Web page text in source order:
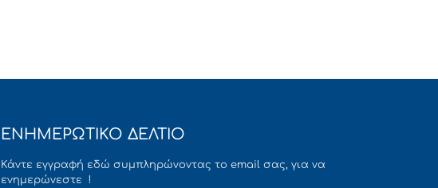
ΕΝΗΜΕΡΩΤΙΚΟ ΔΕΛΤΙΟ
Κάντε εγγραφή εδώ συμπληρώνοντας το email σας, για να
ενημερώνεστε !